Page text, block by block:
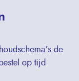
de
op tijd